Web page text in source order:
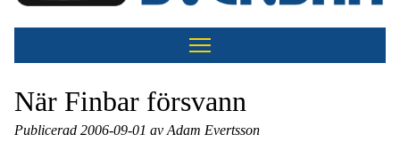
När Finbar försvann
Publicerad 2006-09-01 av Adam Evertsson